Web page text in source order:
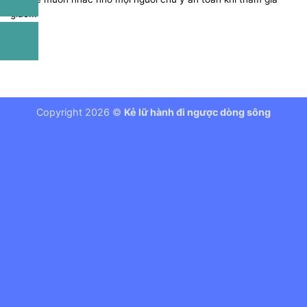
giao...
Copyright 2026 © Kẻ lữ hành đi ngược dòng sông